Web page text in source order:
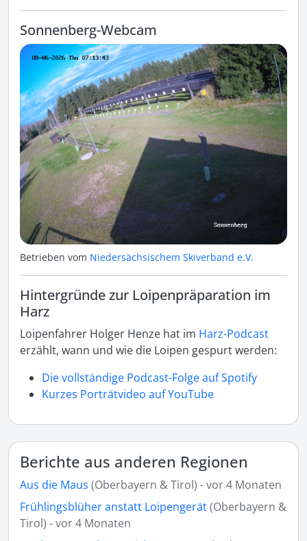
Sonnenberg-Webcam
Betrieben vom Niedersächsischem Skiverband e.V.
Hintergründe zur Loipenpräparation im
Harz
Loipenfahrer Holger Henze hat im Harz-Podcast
erzählt, wann und wie die Loipen gespurt werden:
Die vollständige Podcast-Folge auf Spotify
Kurzes Porträtvideo auf YouTube
Berichte aus anderen Regionen
Aus die Maus (Oberbayern & Tirol) - vor 4 Monaten
Frühlingsblüher anstatt Loipengerät(Oberbayern &
Tirol) - vor 4 Monaten